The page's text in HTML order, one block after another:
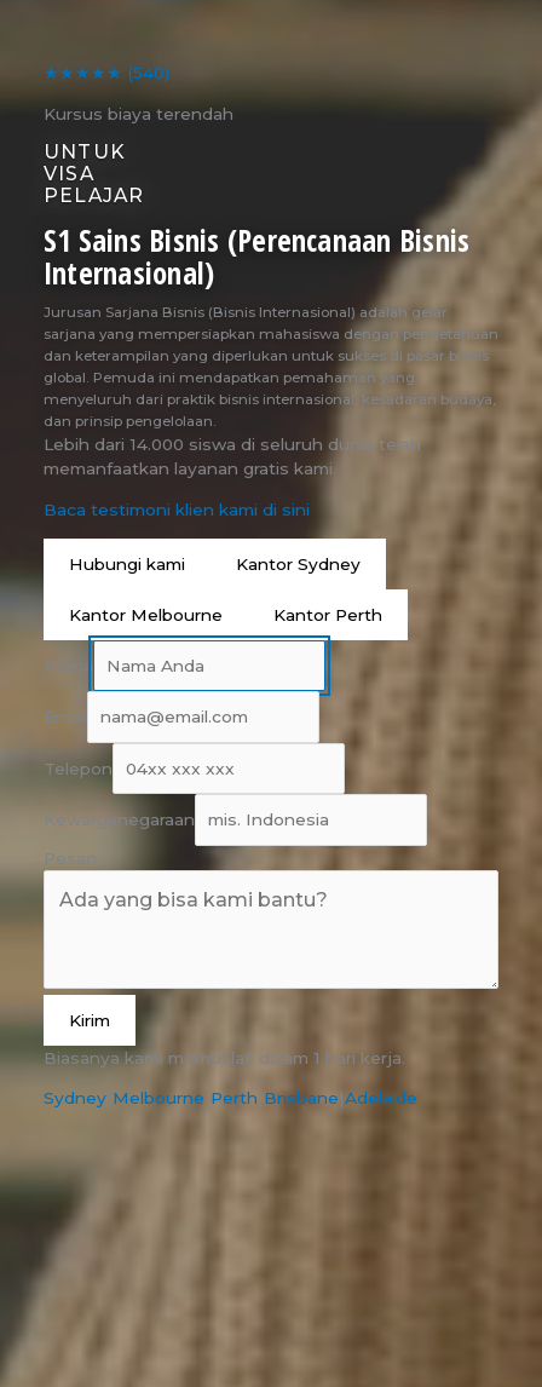
★★★★★ (540)
Kursus biaya terendah
UNTUK
VISA
PELAJAR
S1 Sains Bisnis (Perencanaan Bisnis
Internasional)
Jurusan Sarjana Bisnis (Bisnis Internasional) adalah gelar
sarjana yang mempersiapkan mahasiswa dengan pengetahuan
dan keterampilan yang diperlukan untuk sukses di pasar bisnis
global. Pemuda ini mendapatkan pemahaman yang
menyeluruh dari praktik bisnis internasional, kesadaran budaya,
dan prinsip pengelolaan.
Lebih dari 14.000 siswa di seluruh dunia telah
memanfaatkan layanan gratis kami.
Baca testimoni klien kami di sini
Hubungi kami Kantor Sydney
Kantor Melbourne Kantor Perth
Nama
Email
Telepon
Kewarganegaraan
Kirim
Biasanya kami membalas dalam 1 hari kerja.
Sydney|Melbourne|Perth|Brisbane|Adelaide